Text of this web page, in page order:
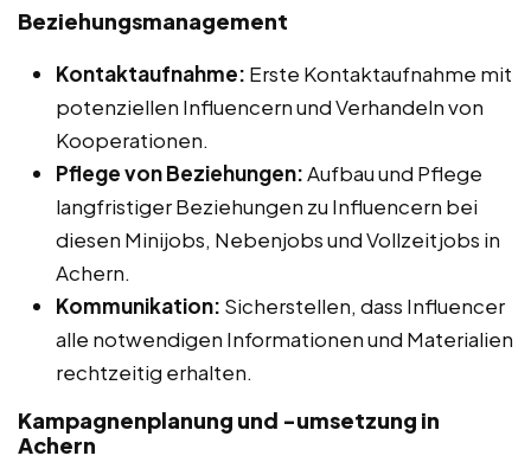
Beziehungsmanagement
Kontaktaufnahme: Erste Kontaktaufnahme mit
potenziellen Influencern und Verhandeln von
Kooperationen.
Pflege von Beziehungen:Aufbau und Pflege
langfristiger Beziehungen zu Influencern bei
diesen Minijobs, Nebenjobs und Vollzeitjobs in
Achern.
Kommunikation: Sicherstellen, dass Influencer
alle notwendigen Informationen und Materialien
rechtzeitig erhalten.
Kampagnenplanung und -umsetzung in
Achern